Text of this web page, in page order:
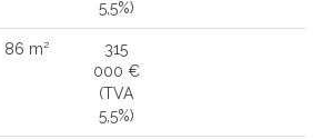
5,5%)
86 m²
315
000 €
(TVA
5,5%)